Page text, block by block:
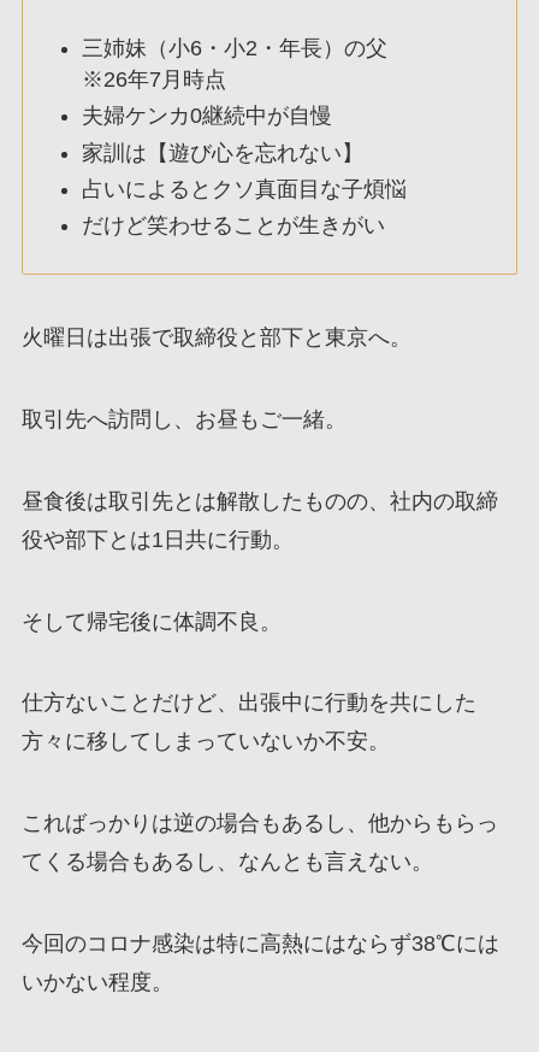
三姉妹（小6・小2・年長）の父
※26年7月時点
夫婦ケンカ0継続中が自慢
家訓は【遊び心を忘れない】
占いによるとクソ真面目な子煩悩
だけど笑わせることが生きがい
火曜日は出張で取締役と部下と東京へ。
取引先へ訪問し、お昼もご一緒。
昼食後は取引先とは解散したものの、社内の取締
役や部下とは1日共に行動。
そして帰宅後に体調不良。
仕方ないことだけど、出張中に行動を共にした
方々に移してしまっていないか不安。
こればっかりは逆の場合もあるし、他からもらっ
てくる場合もあるし、なんとも言えない。
今回のコロナ感染は特に高熱にはならず38℃には
いかない程度。